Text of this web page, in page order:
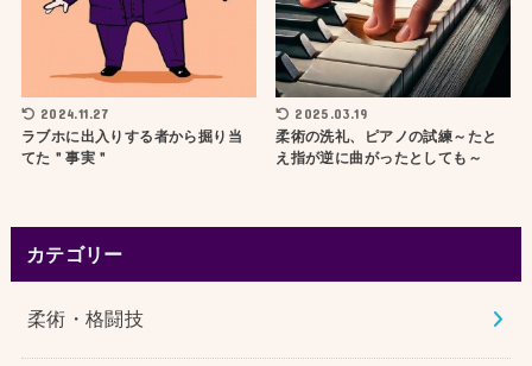
2024.11.27
ラブホに出入りする者から掘り当
てた＂事実＂
2025.03.19
柔術の洗礼、ピアノの試練～たと
え指が逆に曲がったとしても～
カテゴリー
柔術・格闘技